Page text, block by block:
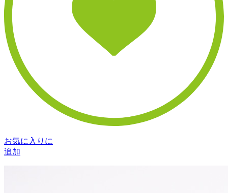
お気に入りに
追加